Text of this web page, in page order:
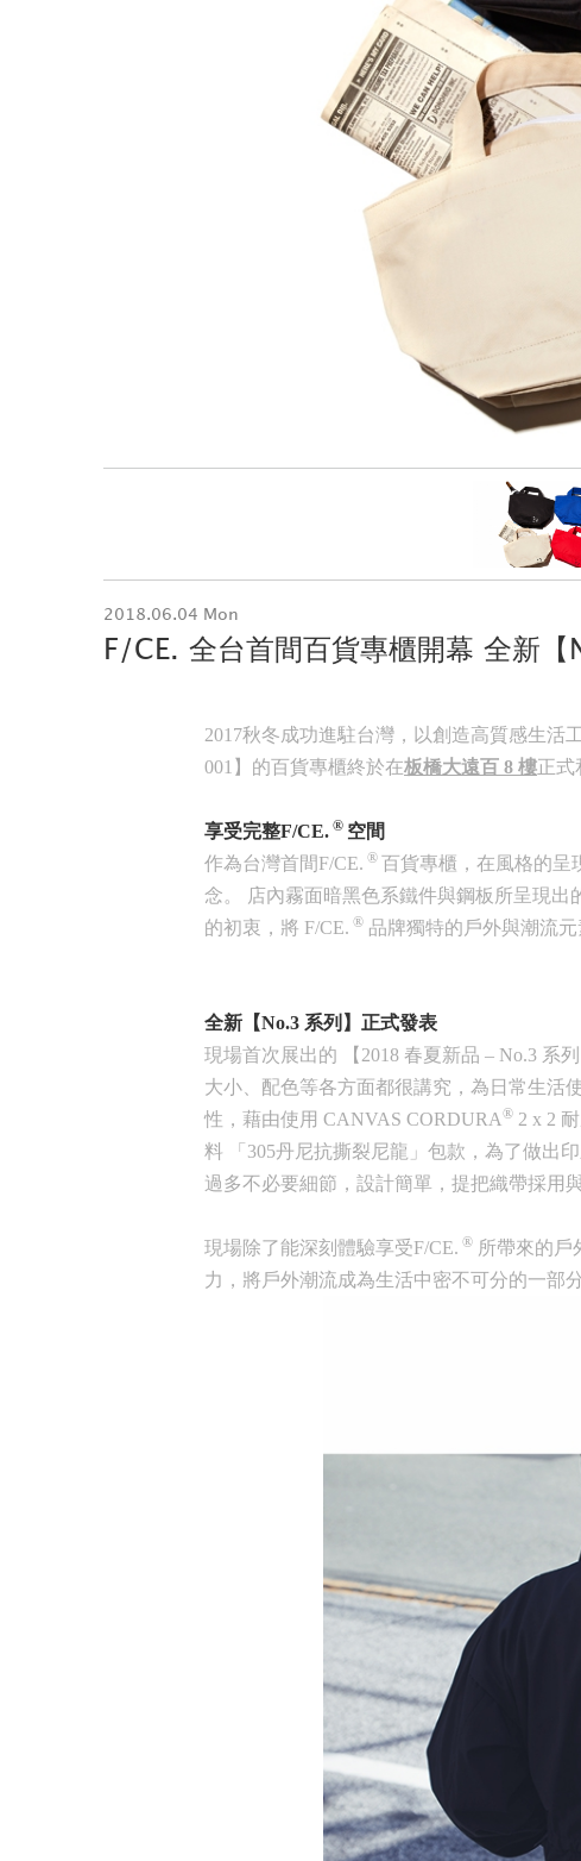
2018.06.04 Mon
F/CE. 全台首間百貨專櫃開幕 全新
2017秋冬成功進駐台灣，以創造高質感生活
001】的百貨專櫃終於在板橋大遠百 8 樓正式
享受完整F/CE. ® 空間
作為台灣首間F/CE. ® 百貨專櫃，在風格的呈
念。 店內霧面暗黑色系鐵件與鋼板所呈現
的初衷，將 F/CE. ® 品牌獨特的戶外與潮流
全新【No.3 系列】正式發表
現場首次展出的 【2018 春夏新品 – No.3 系
大小、配色等各方面都很講究，為日常生活
性，藉由使用 CANVAS CORDURA®­­ 2 x 2
料 「305丹尼抗撕裂尼龍」包款，為了做出
過多不必要細節，設計簡單，提把織帶採用
現場除了能深刻體驗享受F/CE. ® 所帶來的戶
力，將戶外潮流成為生活中密不可分的一部分